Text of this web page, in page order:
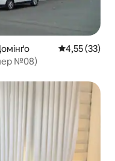
Середня
4,55 (33)
№08)